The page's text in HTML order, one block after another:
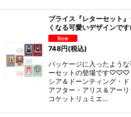
ブライス『レターセット
くなる可愛いデザインで
748円(税込)
パッケージに入ったよう
ーセットの登場です♡♡♡
シア＆ドーンティング・
アフター・アリス＆アーリ
コケットリュミエ…